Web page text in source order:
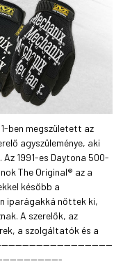
ben megszületett az
agyszüleménye, aki
1991-es Daytona 500-
The Original® az a
később a
iparágakká nőttek ki,
A szerelők, az
a szolgáltatók és a